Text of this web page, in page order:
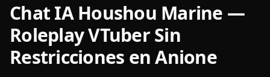
Chat IA Houshou Marine —
Roleplay VTuber Sin
Restricciones en Anione